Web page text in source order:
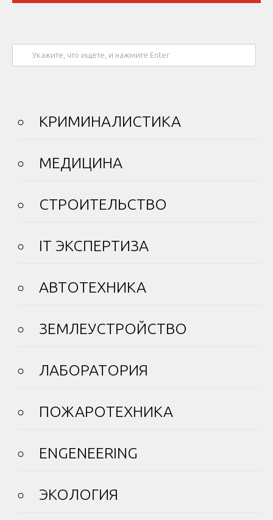
КРИМИНАЛИСТИКА
МЕДИЦИНА
СТРОИТЕЛЬСТВО
IT ЭКСПЕРТИЗА
АВТОТЕХНИКА
ЗЕМЛЕУСТРОЙСТВО
ЛАБОРАТОРИЯ
ПОЖАРОТЕХНИКА
ENGENEERING
ЭКОЛОГИЯ